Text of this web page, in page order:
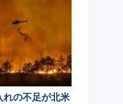
れの不足が北米